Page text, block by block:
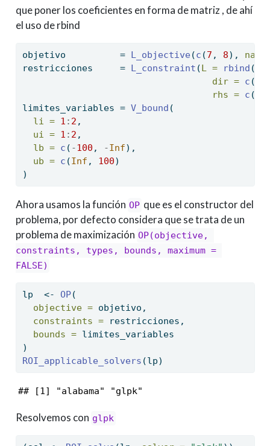
que poner los coeficientes en forma de matriz , de ahí
el uso de rbind
objetivo = L_objective (c (7 , 8),
restricciones = L_constraint (L = rbind (
dir = c (
rhs = c (
limites_variables = V_bound (
li = 1 : 2 ,
ui = 1 : 2 ,
lb = c ( -100 , -Inf),
ub = c (Inf , 100)
)
Ahora usamos la función OP que es el constructor del
problema, por defecto considera que se trata de un
problema de maximización OP(objective,
constraints, types, bounds, maximum =
FALSE)
lp <- OP(
objective = objetivo,
constraints = restricciones,
bounds = limites_variables
)
ROI_applicable_solvers (lp)
## [1] "alabama" "glpk"
Resolvemos con glpk